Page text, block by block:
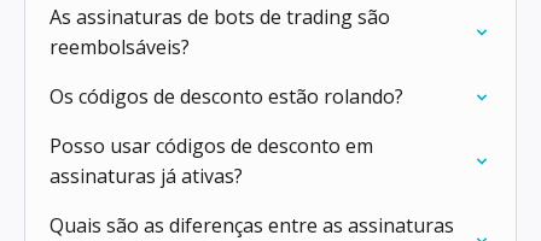
As assinaturas de bots de trading são
reembolsáveis?
Os códigos de desconto estão rolando?
Posso usar códigos de desconto em
assinaturas já ativas?
Quais são as diferenças entre as assinaturas